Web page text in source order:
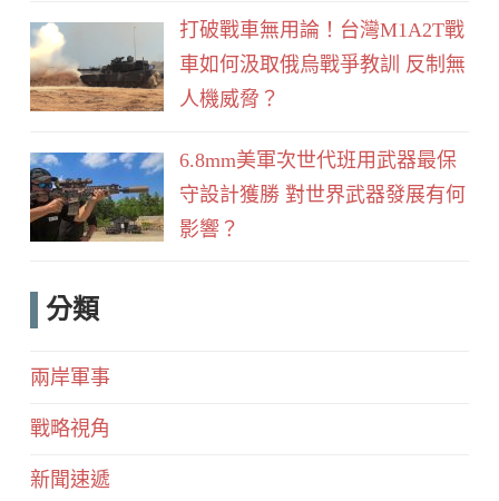
打破戰車無用論！台灣M1A2T戰
車如何汲取俄烏戰爭教訓 反制無
人機威脅？
6.8mm美軍次世代班用武器最保
守設計獲勝 對世界武器發展有何
影響？
分類
兩岸軍事
戰略視角
新聞速遞